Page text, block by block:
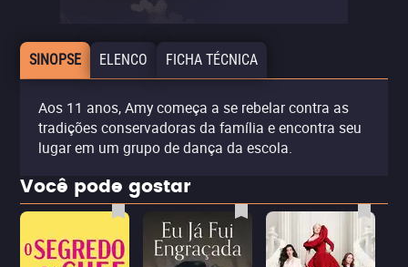
SINOPSE ELENCO FICHA TÉCNICA
Aos 11 anos, Amy começa a se rebelar contra as
tradições conservadoras da família e encontra seu
lugar em um grupo de dança da escola.
Você pode gostar